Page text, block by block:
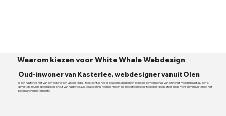
Waarom kiezen voor White Whale Webdesign
Oud-inwoner van Kasterlee, webdesigner vanuit Olen
Ik ken Kasterlee niet van een folder of een Google Maps-zoektocht. Ik heb er gewoond, gelopen en de lokale gemeenschap van binnenuit meegemaakt. Nu ben ik
gevestigd in Olen, op een boogscheut van Kasterlee. Die lokale kennis neem ik mee in elk project: een website die past bij de sfeer en de mensen van Kasterlee, niet
bij een anonieme template.